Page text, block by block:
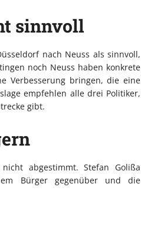
sinnvoll
nach Neuss als sinnvoll,
noch Neuss haben konkrete
Verbesserung bringen, die eine
empfehlen alle drei Politiker,
gibt.
abgestimmt. Stefan Golißa
Bürger gegenüber und die